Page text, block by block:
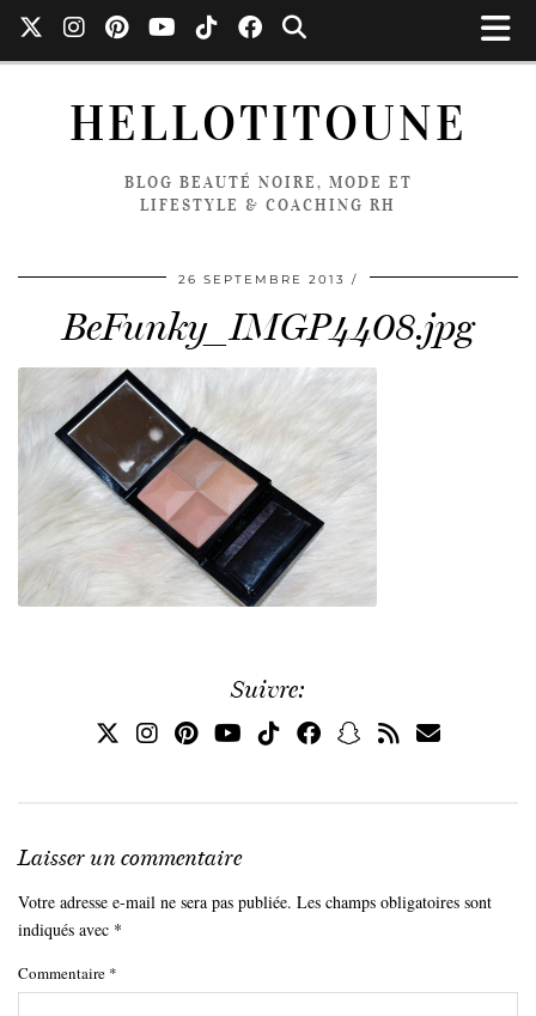
HELLOTITOUNE
BLOG BEAUTÉ NOIRE, MODE ET
LIFESTYLE & COACHING RH
26 SEPTEMBRE 2013
BeFunky_IMGP4408.jpg
Suivre:
Laisser un commentaire
Votre adresse e-mail ne sera pas publiée. Les champs obligatoires sont
indiqués avec *
Commentaire *